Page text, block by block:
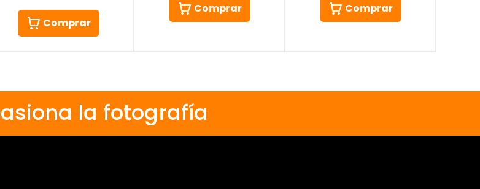
Comprar
Comprar Comprar
la fotografía